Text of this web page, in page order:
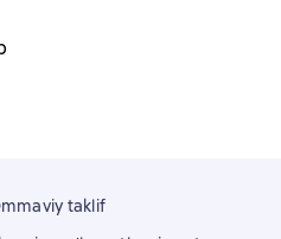
taklif